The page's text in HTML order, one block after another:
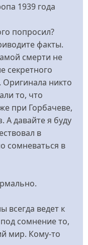
1939 года
попросил?
факты.
смерти не
секретного
Оригинала никто
то, что
при Горбачеве,
А давайте я буду
в
сомневаться в
всегда ведет к
сомнение то,
мир. Кому-то